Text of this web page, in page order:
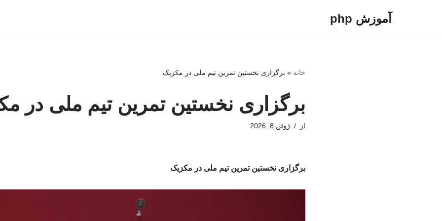
آموزش php
خانه » برگزاری نخستین تمرین تیم ملی در مکزیک
برگزاری نخستین تمرین تیم ملی در
از ژوئن 8, 2026
برگزاری نخستین تمرین تیم ملی در مکزیک